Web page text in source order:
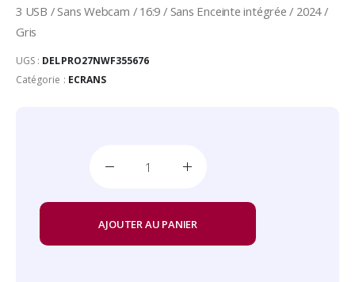
3 USB / Sans Webcam / 16:9 / Sans Enceinte intégrée / 2024 /
Gris
UGS : DELPRO27NWF355676
Catégorie : ECRANS
AJOUTER AU PANIER